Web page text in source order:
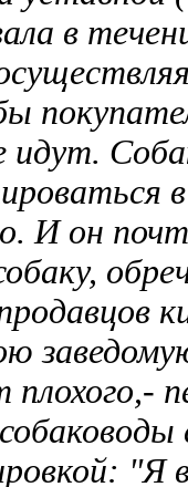
в
И он
плохого,-
"Я